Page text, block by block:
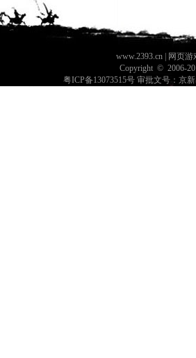
www.2393.cn | 网页
Copyright © 2006-
粤ICP备13073515号审批文号：京新